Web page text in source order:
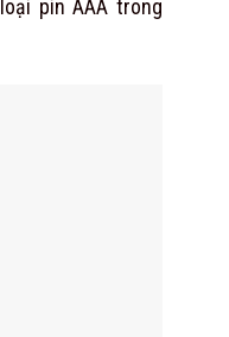
pin AAA trong